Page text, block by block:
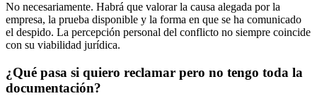
No necesariamente. Habrá que valorar la causa alegada por la
empresa, la prueba disponible y la forma en que se ha comunicado
el despido. La percepción personal del conflicto no siempre coincide
con su viabilidad jurídica.
¿Qué pasa si quiero reclamar pero no tengo toda la
documentación?